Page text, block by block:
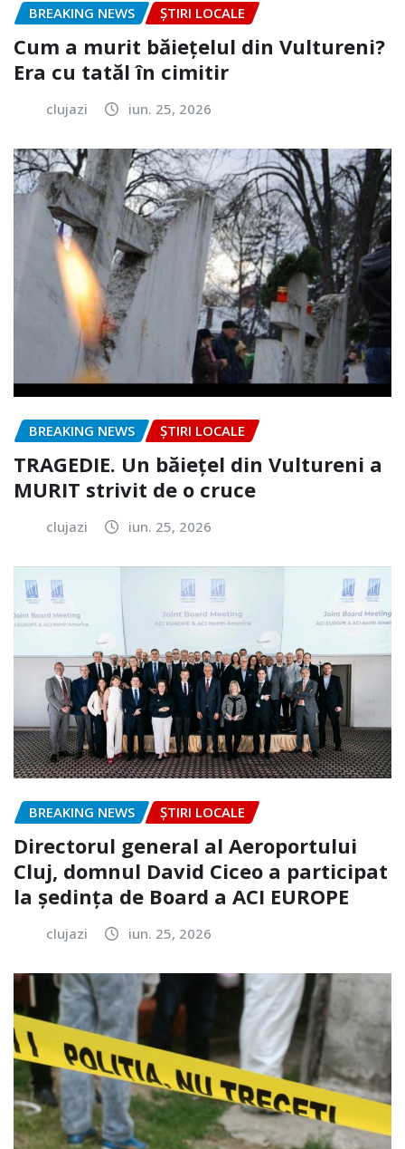
BREAKING NEWS ȘTIRI LOCALE
Cum a murit băiețelul din Vultureni?
Era cu tatăl în cimitir
clujazi iun. 25, 2026
BREAKING NEWS ȘTIRI LOCALE
TRAGEDIE. Un băiețel din Vultureni a
MURIT strivit de o cruce
clujazi iun. 25, 2026
BREAKING NEWS ȘTIRI LOCALE
Directorul general al Aeroportului
Cluj, domnul David Ciceo a participat
la ședința de Board a ACI EUROPE
clujazi iun. 25, 2026